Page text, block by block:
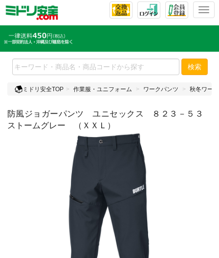
T
l
e
n
v
検索
ミドリ安全TOP 作業服・ユニフォーム ワークパンツ 秋冬ワー
防風ジョガーパンツ ユニセックス ８２３－５３
ストームグレー （ＸＸＬ）